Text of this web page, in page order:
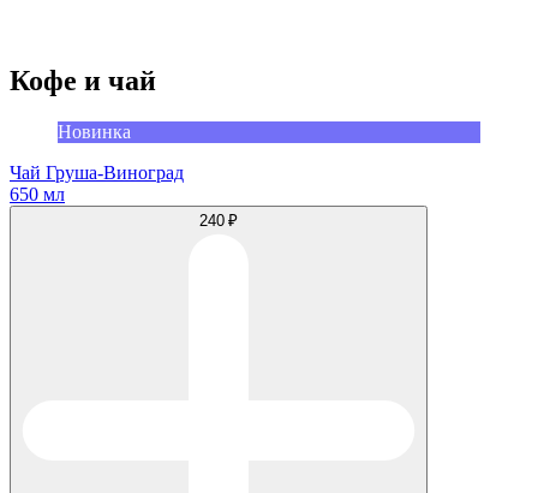
Кофе и чай
Новинка
Чай Груша-Виноград
650 мл
240 ₽